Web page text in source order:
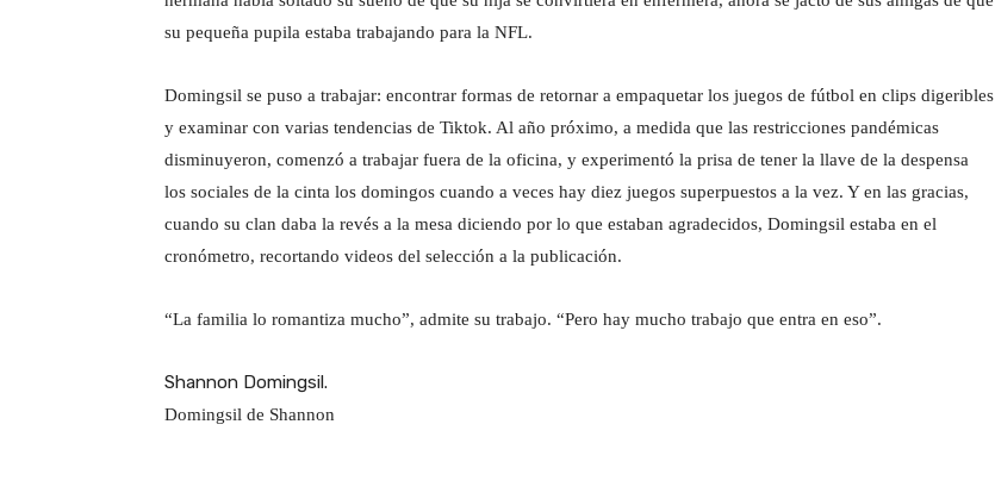
su pequeña pupila estaba trabajando para la NFL.
Domingsil se puso a trabajar: encontrar formas de retornar a empaquetar los juegos de fútbol en clips digeribles
y examinar con varias tendencias de Tiktok. Al año próximo, a medida que las restricciones pandémicas
disminuyeron, comenzó a trabajar fuera de la oficina, y experimentó la prisa de tener la llave de la despensa
los sociales de la cinta los domingos cuando a veces hay diez juegos superpuestos a la vez. Y en las gracias,
cuando su clan daba la revés a la mesa diciendo por lo que estaban agradecidos, Domingsil estaba en el
cronómetro, recortando videos del selección a la publicación.
“La familia lo romantiza mucho”, admite su trabajo. “Pero hay mucho trabajo que entra en eso”.
Shannon Domingsil.
Domingsil de Shannon